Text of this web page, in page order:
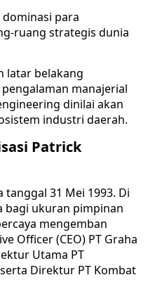
para
ruang strategis dunia
latar belakang
manajerial
dinilai akan
industri daerah.
Patrick
tanggal 31 Mei 1993. Di
bagi ukuran pimpinan
mengemban
Officer (CEO) PT Graha
Utama PT
Direktur PT Kombat